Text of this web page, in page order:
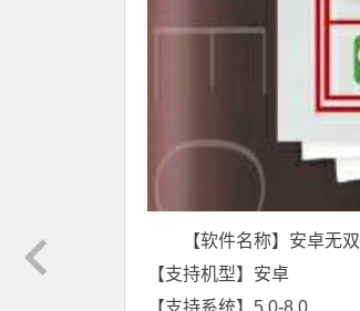
【软件名称】 安卓无双
【支持机型】安卓
【支持系统】5.0-8.0